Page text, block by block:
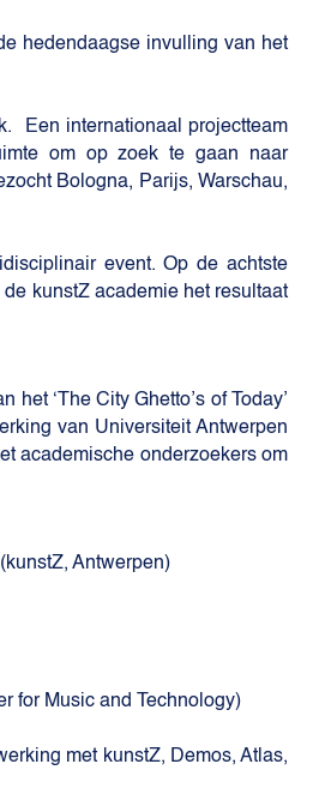
hedendaagse invulling van het
Een internationaal projectteam
om op zoek te gaan naar
Bologna, Parijs, Warschau,
event. Op de achtste
kunstZ academie het resultaat
‘The City Ghetto’s of Today’
van Universiteit Antwerpen
academische onderzoekers om
Antwerpen)
for Music and Technology)
met kunstZ, Demos, Atlas,